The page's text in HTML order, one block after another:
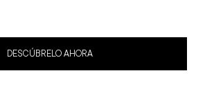
DESCÚBRELO AHORA